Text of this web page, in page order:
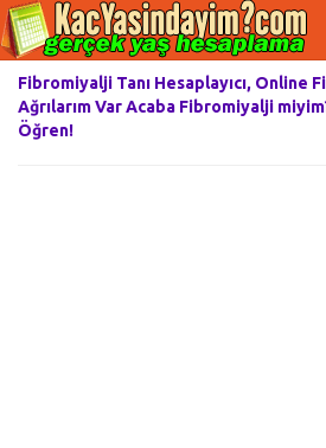
Fibromiyalji Tanı Hesaplayıcı, Online
Ağrılarım Var Acaba Fibromiyalji
Öğren!